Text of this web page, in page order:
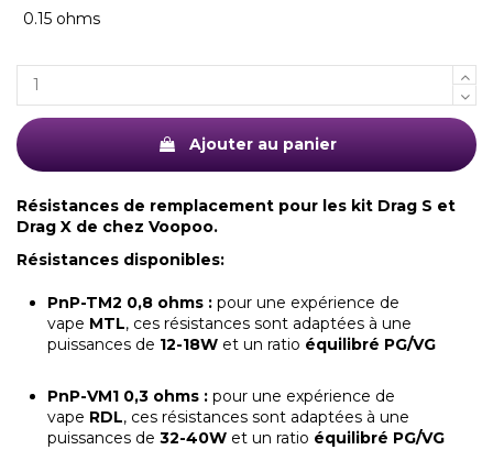
0.15 ohms
Ajouter au panier
Résistances de remplacement pour les kit Drag S et
Drag X de chez Voopoo.
Résistances disponibles:
PnP-TM2 0,8 ohms : pour une expérience de
vape MTL, ces résistances sont adaptées à une
puissances de 12-18W et un ratio équilibré PG/VG
PnP-VM1 0,3 ohms : pour une expérience de
vape RDL, ces résistances sont adaptées à une
puissances de 32-40W et un ratio équilibré PG/VG